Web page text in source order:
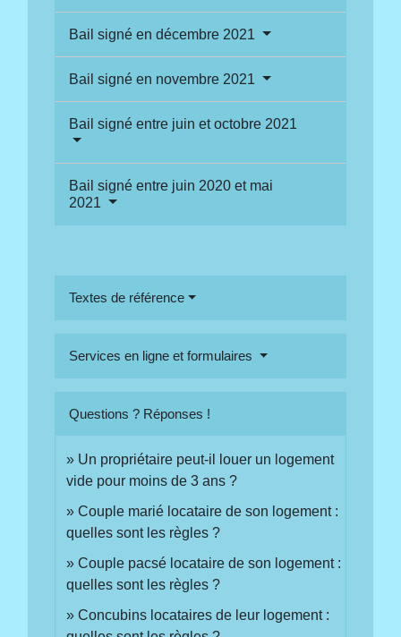
Bail signé en décembre 2021
Bail signé en novembre 2021
Bail signé entre juin et octobre 2021
Bail signé entre juin 2020 et mai
2021
Textes de référence
Services en ligne et formulaires
Questions ? Réponses !
Un propriétaire peut-il louer un logement
vide pour moins de 3 ans ?
Couple marié locataire de son logement :
quelles sont les règles ?
Couple pacsé locataire de son logement :
quelles sont les règles ?
Concubins locataires de leur logement :